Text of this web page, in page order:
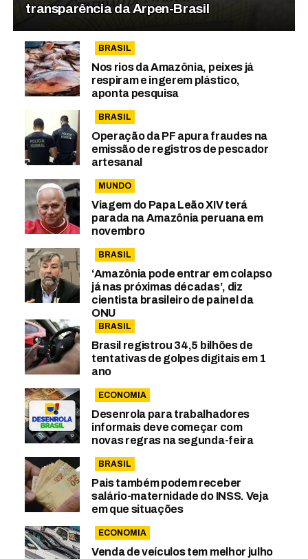
transparência da Arpen-Brasil
BRASIL
Nos rios da Amazônia, peixes já
respiram e ingerem plástico,
aponta pesquisa
BRASIL
Operação da PF apura fraudes na
emissão de registros de pescador
artesanal
MUNDO
Viagem do Papa Leão XIV terá
parada na Amazônia peruana em
novembro
BRASIL
‘Amazônia pode entrar em colapso
já nas próximas décadas’, diz
cientista brasileiro de painel da
ONU
BRASIL
Brasil registrou 34,5 bilhões de
tentativas de golpes digitais em 1
ano
ECONOMIA
Desenrola para trabalhadores
informais deve começar com
novas regras na segunda-feira
BRASIL
Pais também podem receber
salário-maternidade do INSS. Veja
em que situações
ECONOMIA
Venda de veículos tem melhor julho